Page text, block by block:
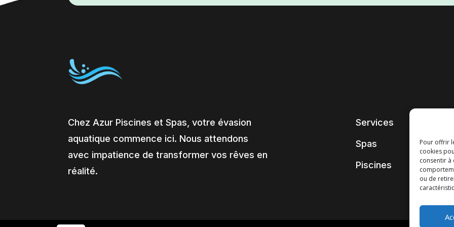
Pour offrir
cookies
consentir à
ou de
Chez Azur Piscines et Spas, votre évasion
aquatique commence ici. Nous attendons
avec impatience de transformer vos rêves en
réalité.
Services
Spas
Piscines